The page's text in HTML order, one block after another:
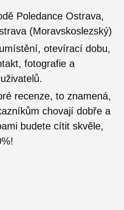
Poledance Ostrava,
(Moravskoslezský)
otevírací dobu,
fotografie a
recenze, to znamená,
chovají dobře a
budete cítit skvěle,